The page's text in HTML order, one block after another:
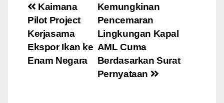
Post
navigation
Kemungkinan
Pencemaran
Lingkungan Kapal
AML Cuma
Berdasarkan Surat
Pernyataan
Kaimana
Pilot Project
Kerjasama
Ekspor Ikan ke
Enam Negara